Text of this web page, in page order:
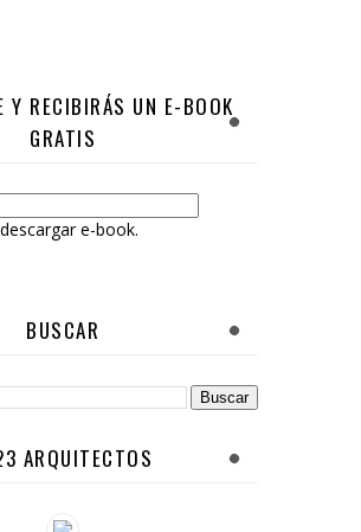
Y RECIBIRÁS UN E-BOOK
GRATIS
e-book.
BUSCAR
ARQUITECTOS